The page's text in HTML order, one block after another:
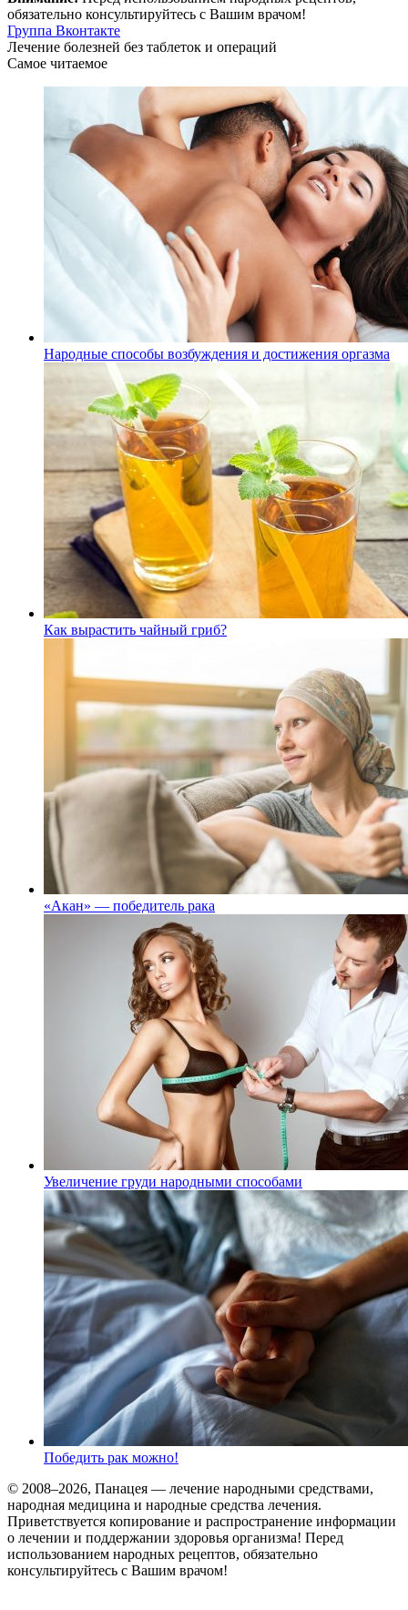
обязательно консультируйтесь с Вашим врачом!
Группа Вконтакте
Лечение болезней без таблеток и операций
Самое читаемое
Народные способы возбуждения и достижения оргазма
Как вырастить чайный гриб?
«Акан» — победитель рака
Увеличение груди народными способами
Победить рак можно!
© 2008–2026, Панацея — лечение народными средствами,
народная медицина и народные средства лечения.
Приветствуется копирование и распространение информации
о лечении и поддержании здоровья организма! Перед
использованием народных рецептов, обязательно
консультируйтесь с Вашим врачом!